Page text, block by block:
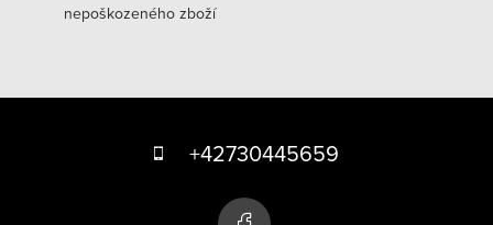
nepoškozeného zboží
+42730445659